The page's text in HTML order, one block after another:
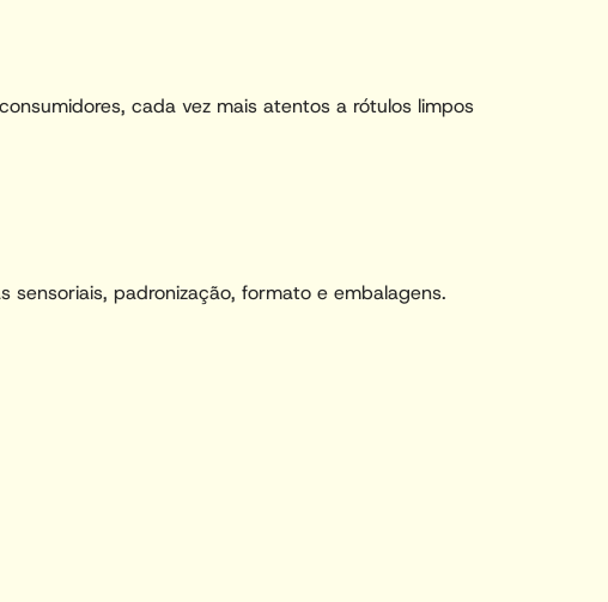
cada vez mais atentos a rótulos limpos
padronização, formato e embalagens.